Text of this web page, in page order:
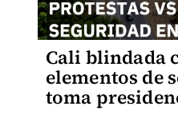
Cali blindada
elementos de
toma